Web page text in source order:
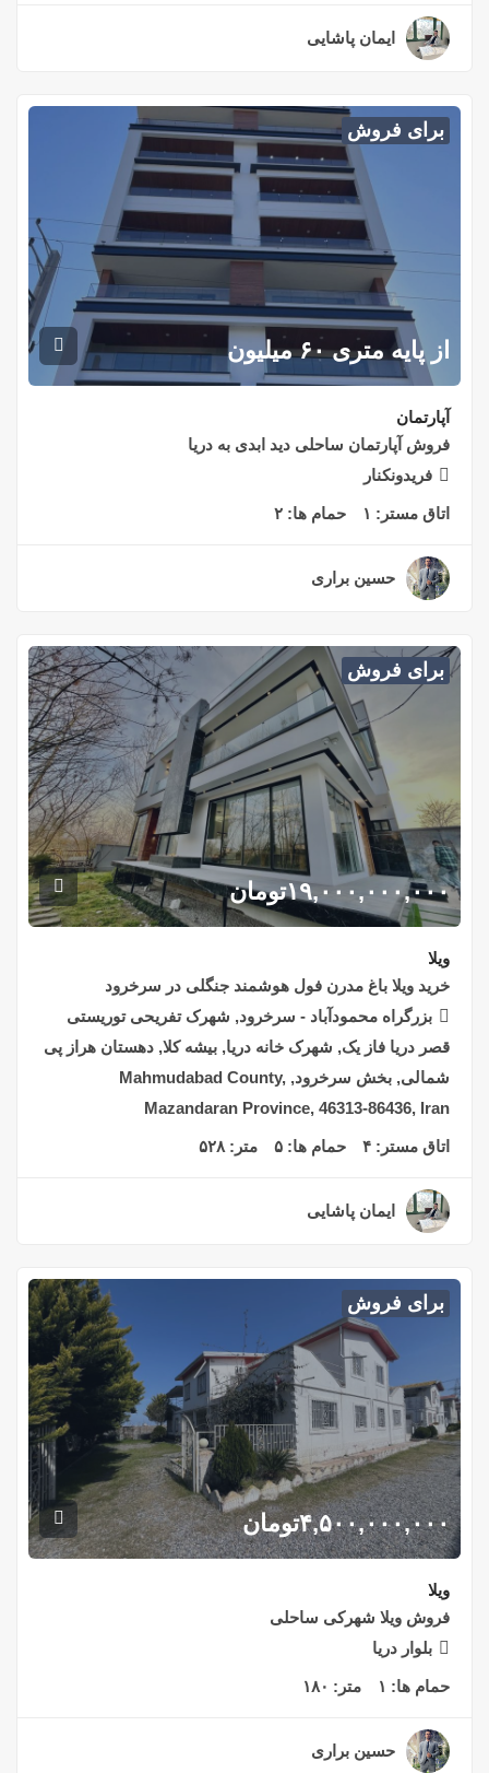
ایمان پاشایی
برای فروش
از پایه متری ۶۰ میلیون
آپارتمان
فروش آپارتمان ساحلی دید ابدی به دریا
فریدونکنار
اتاق مستر: ۱ حمام ها: ۲
حسین براری
برای فروش
۱۹,۰۰۰,۰۰۰,۰۰۰تومان
ویلا
خرید ویلا باغ مدرن فول هوشمند جنگلی در سرخرود
بزرگراه محمودآباد - سرخرود, شهرک تفریحی توریستی
قصر دریا فاز یک, شهرک خانه دریا, بیشه کلا, دهستان هراز پی
شمالی, بخش سرخرود, Mahmudabad County,
Mazandaran Province, 46313-86436, Iran
اتاق مستر: ۴ حمام ها: ۵ متر: ۵۲۸
ایمان پاشایی
برای فروش
۴,۵۰۰,۰۰۰,۰۰۰تومان
ویلا
فروش ویلا شهرکی ساحلی
بلوار دریا
حمام ها: ۱ متر: ۱۸۰
حسین براری